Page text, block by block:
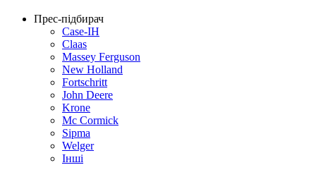
Прес-підбирач
Case-IH
Claas
Massey Ferguson
New Holland
Fortschritt
John Deere
Krone
Mc Cormick
Sipma
Welger
Інші